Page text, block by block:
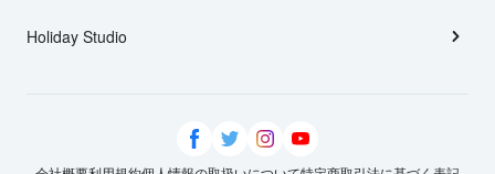
Holiday Studio